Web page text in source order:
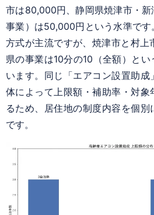
市は80,000円、静岡県焼津市・
事業）は50,000円という水準で
方式が主流ですが、焼津市と村上
県の事業は10分の10（全額）と
います。同じ「エアコン設置助
体によって上限額・補助率・対象
るため、居住地の制度内容を個
です。